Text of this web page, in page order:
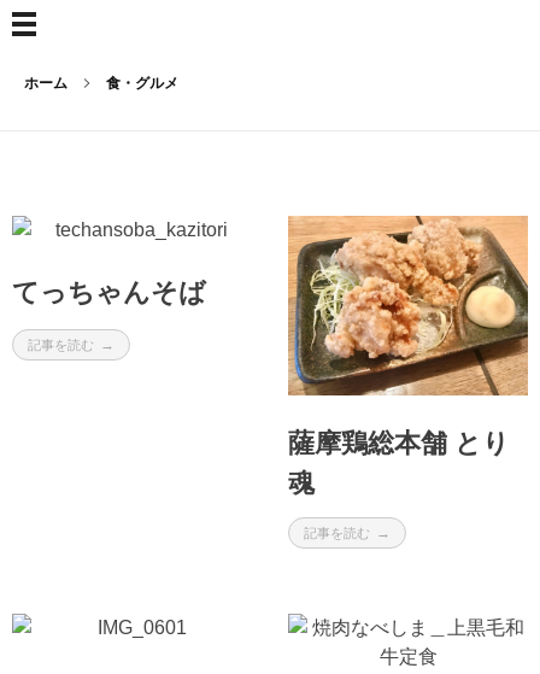
ホーム 食・グルメ
てっちゃんそば
記事を読む
薩摩鶏総本舗 とり
魂
記事を読む